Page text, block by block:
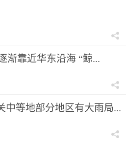
渐靠近华东沿海 “鲸...
中等地部分地区有大雨局...